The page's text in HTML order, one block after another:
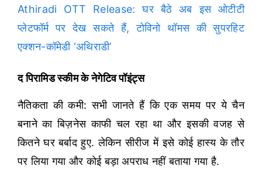
Athiradi OTT Release: घर बैठे अब इस ओटीटी
प्लेटफॉर्म पर देख सकते हैं, टोविनो थॉमस की सुपरहिट
एक्शन-कॉमेडी ‘अथिराडी’
द पिरामिड स्कीम के नेगेटिव पॉइंट्स
नैतिकता की कमी: सभी जानते हैं कि एक समय पर ये चैन
बनाने का बिज़नेस काफी चल रहा था और इसकी वजह से
कितने घर बर्बाद हुए. लेकिन सीरीज में इसे कोई हास्य के तौर
पर लिया गया और कोई बड़ा अपराध नहीं बताया गया है.